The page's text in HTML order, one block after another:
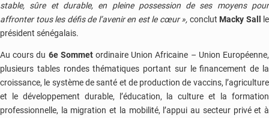
stable, sûre et durable, en pleine possession de ses moyens pour
affronter tous les défis de l’avenir en est le cœur », conclut Macky Sall
le
président sénégalais.
Au cours du 6e Sommetordinaire Union Africaine – Union Européenne,
plusieurs tables rondes thématiques portant sur le financement de la
croissance, le système de santé et de production de vaccins, l’agriculture
et le développement durable, l’éducation, la culture et la formation
professionnelle, la migration et la mobilité, l’appui au secteur privé et à